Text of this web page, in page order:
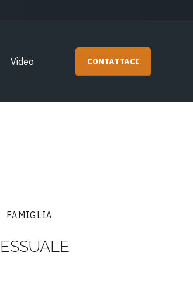
CONTATTACI
Video
FAMIGLIA